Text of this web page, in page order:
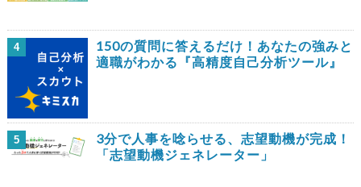
4
150の質問に答えるだけ！あなたの強みと
適職がわかる『高精度自己分析ツール』
5
3分で人事を唸らせる、志望動機が完成！
「志望動機ジェネレーター」